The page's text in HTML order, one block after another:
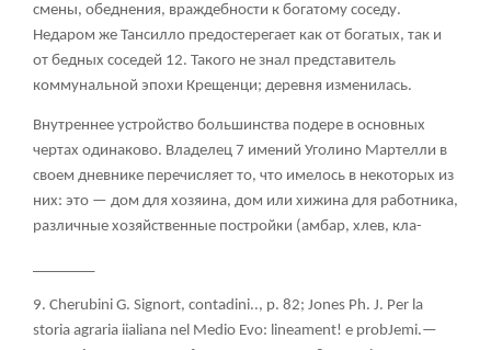
смены, обеднения, враждебности к богатому соседу.
Недаром же Тансилло предостерегает как от богатых, так и
от бедных соседей 12. Такого не знал представитель
коммунальной эпохи Крещенци; деревня изменилась.
Внутреннее устройство большинства подере в основных
чертах одинаково. Владелец 7 имений Уголино Мартелли в
своем дневнике перечисляет то, что имелось в некоторых из
них: это — дом для хозяина, дом или хижина для работника,
различные хозяйственные постройки (амбар, хлев, кла-
9. Cherubini G. Signort, contadini.., p. 82; Jones Ph. J. Per la
storia agraria iialiana nel Medio Evo: lineament! e probJemi.—